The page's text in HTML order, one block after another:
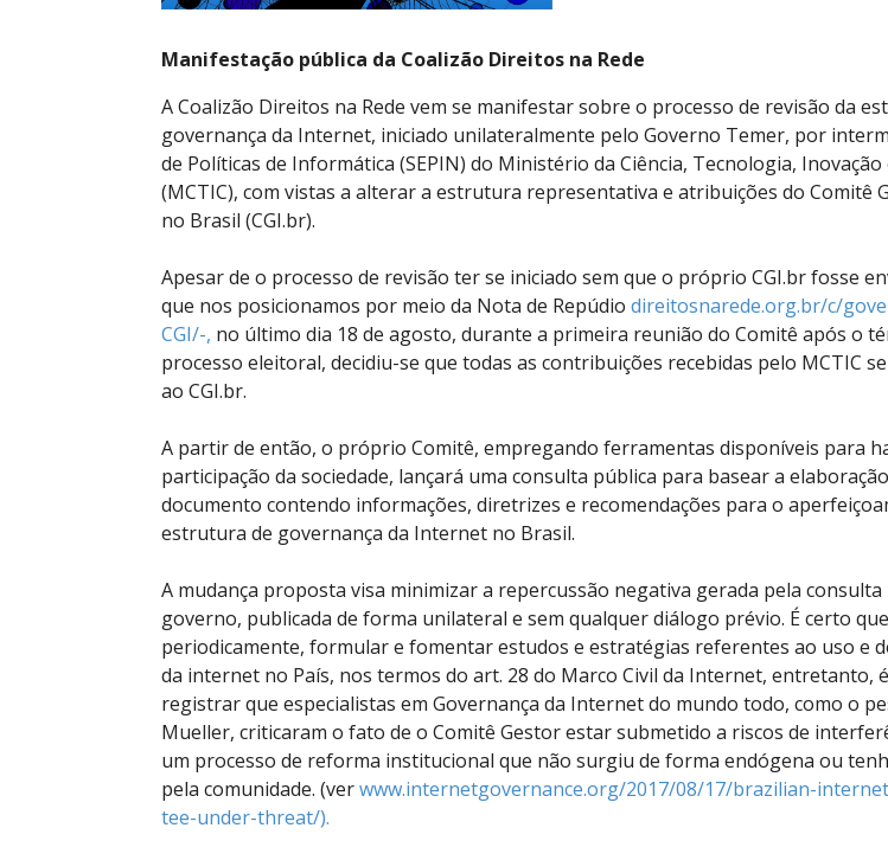
Manifestação pública da Coalizão Direitos na Rede
A Coalizão Direitos na Rede vem se manifestar sobre o processo de revisão da
governança da Internet, iniciado unilateralmente pelo Governo Temer, por
de Políticas de Informática (SEPIN) do Ministério da Ciência, Tecnologia, Inovação
(MCTIC), com vistas a alterar a estrutura representativa e atribuições do Comitê
no Brasil (CGI.br).
Apesar de o processo de revisão ter se iniciado sem que o próprio CGI.br fosse
que nos posicionamos por meio da Nota de Repúdio dire​itos​nare​de.o​rg.b​r/c/​
CGI/​-, no último dia 18 de agosto, durante a primeira reunião do Comitê após o
processo eleitoral, decidiu-se que todas as contribuições recebidas pelo MCTIC
ao CGI.br.
A partir de então, o próprio Comitê, empregando ferramentas disponíveis para
participação da sociedade, lançará uma consulta pública para basear a
documento contendo informações, diretrizes e recomendações para o
estrutura de governança da Internet no Brasil.
A mudança proposta visa minimizar a repercussão negativa gerada pela consulta
governo, publicada de forma unilateral e sem qualquer diálogo prévio. É certo
periodicamente, formular e fomentar estudos e estratégias referentes ao uso e
da internet no País, nos termos do art. 28 do Marco Civil da Internet, entretanto,
registrar que especialistas em Governança da Internet do mundo todo, como o
Mueller, criticaram o fato de o Comitê Gestor estar submetido a riscos de
um processo de reforma institucional que não surgiu de forma endógena ou
pela comunidade. (verwww.​inte​rnet​gove​rnan​ce.o​rg/2​017/​08/1​7/br​azil​ian-​
tee-​unde​r-th​reat​/).